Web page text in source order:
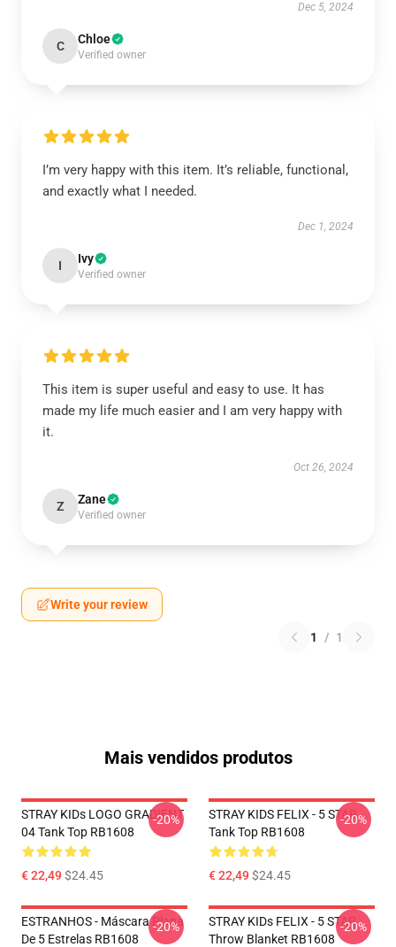
Dec 5, 2024
C Chloe
Verified owner
I’m very happy with this item. It’s reliable, functional,
and exactly what I needed.
Dec 1, 2024
I Ivy
Verified owner
This item is super useful and easy to use. It has
made my life much easier and I am very happy with
it.
Oct 26, 2024
Z Zane
Verified owner
Write your review
1 / 1
Mais vendidos produtos
STRAY KIDs LOGO GRADIENT
04 Tank Top RB1608
€ 22,49$24.45
-20%
STRAY KIDS FELIX - 5 STAR
Tank Top RB1608
€ 22,49$24.45
-20%
ESTRANHOS - Máscara Plana
De 5 Estrelas RB1608
-20%
STRAY KIDs FELIX - 5 STAR
Throw Blanket RB1608
-20%